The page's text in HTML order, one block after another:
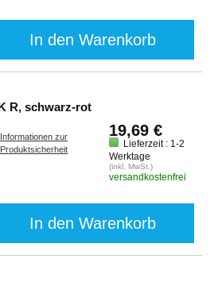
In den Warenkorb
Farbband TZE-451 BK R, schwarz-rot
Informationen zur
Produktsicherheit
19,69 €
Lieferzeit : 1-2
Werktage
(inkl. MwSt.)
versandkostenfrei
In den Warenkorb